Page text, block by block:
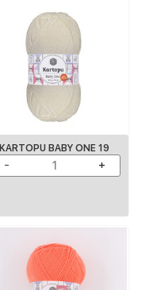
KARTOPU BABY ONE 19